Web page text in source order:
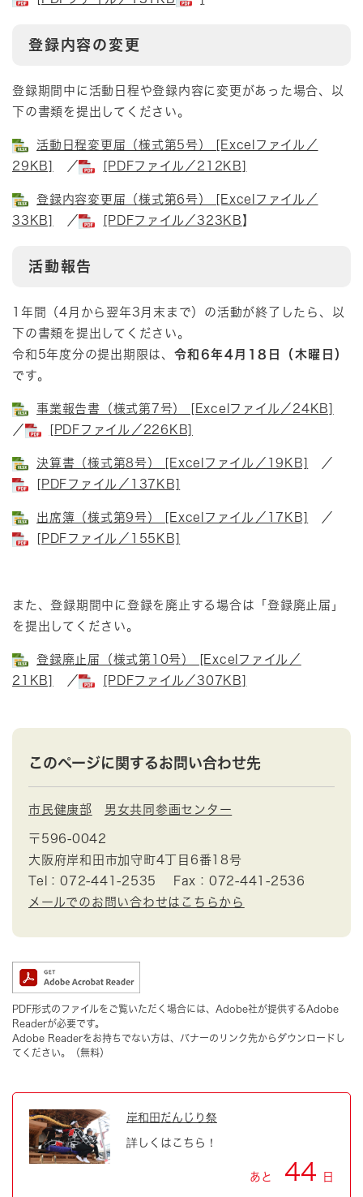
登録内容の変更
登録期間中に活動日程や登録内容に変更があった場合、以
下の書類を提出してください。
活動日程変更届（様式第5号） [Excelファイル／
29KB]
／ [PDFファイル／212KB]
登録内容変更届（様式第6号） [Excelファイル／
33KB]
／ [PDFファイル／323KB 】
活動報告
1年間（4月から翌年3月末まで）の活動が終了したら、以
下の書類を提出してください。
令和5年度分の提出期限は、 令和6年4月18日（木曜日）
です。
事業報告書（様式第7号） [Excelファイル／24KB]
／
[PDFファイル／226KB]
決算書（様式第8号） [Excelファイル／19KB]
／
[PDFファイル／137KB]
出席簿（様式第9号） [Excelファイル／17KB]
／
[PDFファイル／155KB]
また、登録期間中に登録を廃止する場合は「登録廃止届」
を提出してください。
登録廃止届（様式第10号） [Excelファイル／
21KB]
／ [PDFファイル／307KB]
このページに関するお問い合わせ先
市民健康部 男女共同参画センター
〒596-0042
大阪府岸和田市加守町4丁目6番18号
Tel：072-441-2535
Fax：072-441-2536
メールでのお問い合わせはこちらから
PDF形式のファイルをご覧いただく場合には、Adobe社が提供するAdobe
Readerが必要です。
Adobe Readerをお持ちでない方は、バナーのリンク先からダウンロードし
てください。（無料）
岸和田だんじり祭
詳しくはこちら！
あと 44 日